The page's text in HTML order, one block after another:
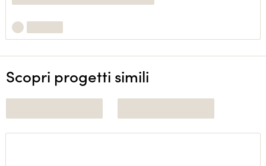
Scopri progetti simili